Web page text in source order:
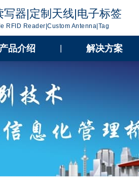
写器|定制天线|电子标签
RFID Reader|Custom Antenna|Tag
产品介绍 解决方案